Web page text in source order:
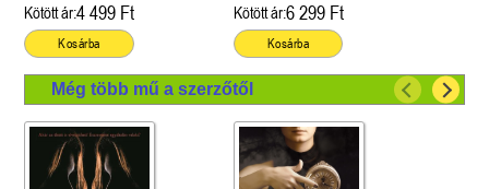
Kötött ár:4 499 Ft
Kosárba
Kötött ár:6 299 Ft
Kosárba
Még több mű a szerzőtől